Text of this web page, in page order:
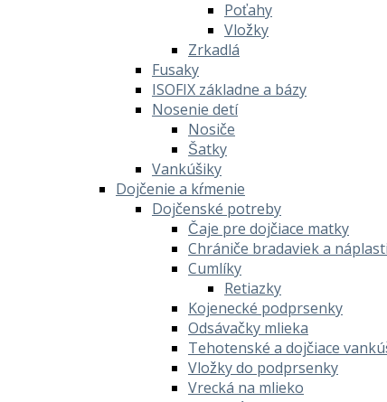
Poťahy
Vložky
Zrkadlá
Fusaky
ISOFIX základne a bázy
Nosenie detí
Nosiče
Šatky
Vankúšiky
Dojčenie a kŕmenie
Dojčenské potreby
Čaje pre dojčiace matky
Chrániče bradaviek a náplasti
Cumlíky
Retiazky
Kojenecké podprsenky
Odsávačky mlieka
Tehotenské a dojčiace
Vložky do podprsenky
Vrecká na mlieko